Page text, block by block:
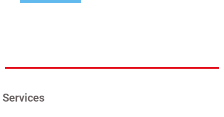
Services